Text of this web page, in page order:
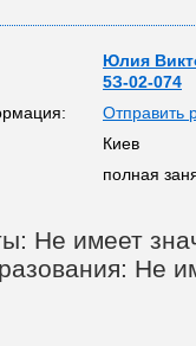
Юлия
5З-02-074
Отправить
Киев
полная
Не имеет
Не